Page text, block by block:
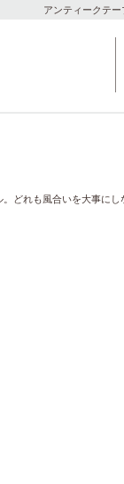
アンティークテ
どれも風合いを大事にし